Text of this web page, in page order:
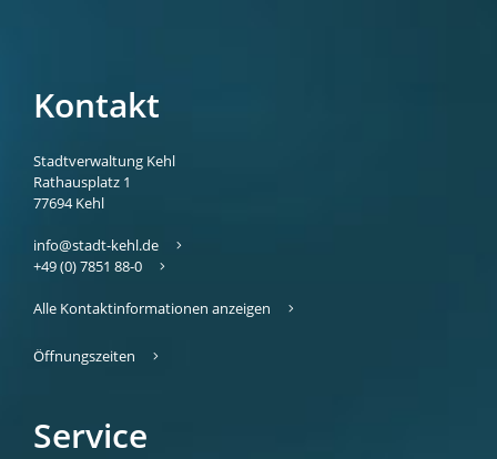
Kontakt
Stadtverwaltung Kehl
Rathausplatz 1
77694 Kehl
info@stadt-kehl.de
+49 (0) 7851 88-0
Alle Kontaktinformationen anzeigen
Öffnungszeiten
Service